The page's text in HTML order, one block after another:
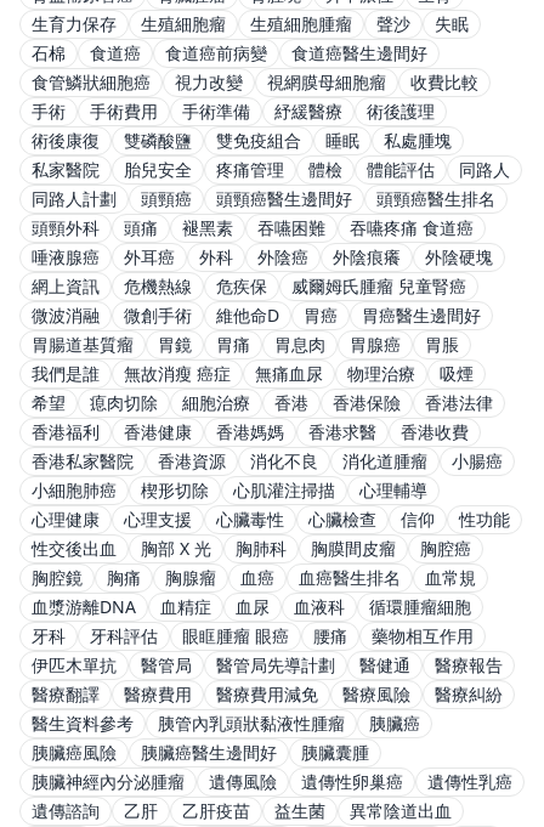
生育力保存
生殖細胞瘤 生殖細胞腫瘤 聲沙
失眠
石棉
食道癌 食道癌前病變
食道癌醫生邊間好
食管鱗狀細胞癌
視力改變 視網膜母細胞瘤
收費比較
手術
手術費用 手術準備 紓緩醫療
術後護理
術後康復
雙磷酸鹽 雙免疫組合 睡眠
私處腫塊
私家醫院
胎兒安全 疼痛管理 體檢 體能評估
同路人
同路人計劃
頭頸癌 頭頸癌醫生邊間好
頭頸癌醫生排名
頭頸外科
頭痛 褪黑素 吞嚥困難
吞嚥疼痛 食道癌
唾液腺癌
外耳癌 外科 外陰癌 外陰痕癢
外陰硬塊
網上資訊
危機熱線 危疾保
威爾姆氏腫瘤 兒童腎癌
微波消融
微創手術 維他命D 胃癌
胃癌醫生邊間好
胃腸道基質瘤
胃鏡 胃痛 胃息肉 胃腺癌
胃脹
我們是誰
無故消瘦 癌症 無痛血尿 物理治療
吸煙
希望
瘜肉切除 細胞治療 香港 香港保險
香港法律
香港福利
香港健康 香港媽媽 香港求醫
香港收費
香港私家醫院
香港資源 消化不良 消化道腫瘤
小腸癌
小細胞肺癌
楔形切除 心肌灌注掃描
心理輔導
心理健康
心理支援 心臟毒性 心臟檢查 信仰
性功能
性交後出血
胸部 X 光 胸肺科 胸膜間皮瘤
胸腔癌
胸腔鏡
胸痛 胸腺瘤 血癌 血癌醫生排名
血常規
血漿游離DNA
血精症 血尿 血液科
循環腫瘤細胞
牙科
牙科評估 眼眶腫瘤 眼癌 腰痛
藥物相互作用
伊匹木單抗
醫管局 醫管局先導計劃 醫健通
醫療報告
醫療翻譯
醫療費用 醫療費用減免 醫療風險
醫療糾紛
醫生資料參考
胰管內乳頭狀黏液性腫瘤
胰臟癌
胰臟癌風險
胰臟癌醫生邊間好
胰臟囊腫
胰臟神經內分泌腫瘤
遺傳風險 遺傳性卵巢癌
遺傳性乳癌
遺傳諮詢
乙肝 乙肝疫苗 益生菌
異常陰道出血